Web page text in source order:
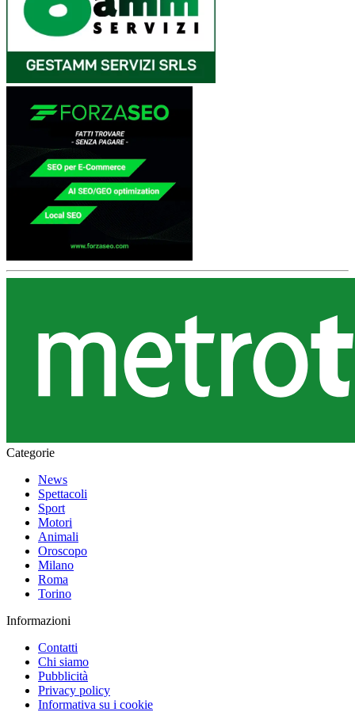
Categorie
News
Spettacoli
Sport
Motori
Animali
Oroscopo
Milano
Roma
Torino
Informazioni
Contatti
Chi siamo
Pubblicità
Privacy policy
Informativa su i cookie